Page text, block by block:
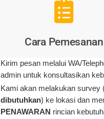
Cara Pemesanan
Kirim pesan melalui WA/
admin untuk konsultasikan
Kami akan melakukan survey
dibutuhkan) ke lokasi dan
PENAWARAN rincian